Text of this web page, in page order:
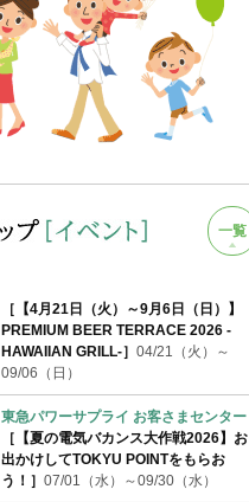
一覧
［【4月21日（火）～9月6日（日）】
PREMIUM BEER TERRACE 2026 -
HAWAIIAN GRILL-］ 04/21（火）～
09/06（日）
東急パワーサプライ お客さまセンター
［【夏の電気バカンス大作戦2026】お
出かけしてTOKYU POINTをもらお
う！］ 07/01（水）～09/30（水）